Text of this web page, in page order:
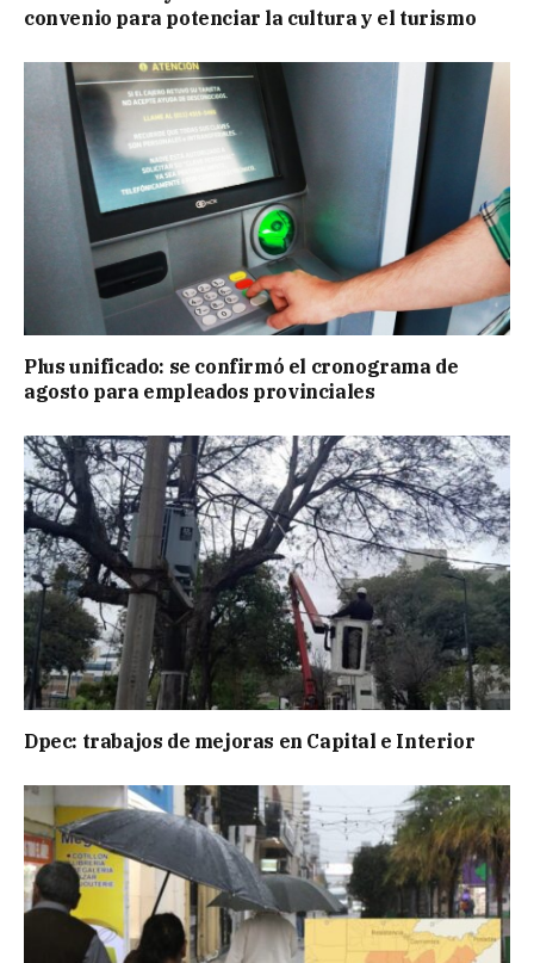
convenio para potenciar la cultura y el turismo
Plus unificado: se confirmó el cronograma de
agosto para empleados provinciales
Dpec: trabajos de mejoras en Capital e Interior